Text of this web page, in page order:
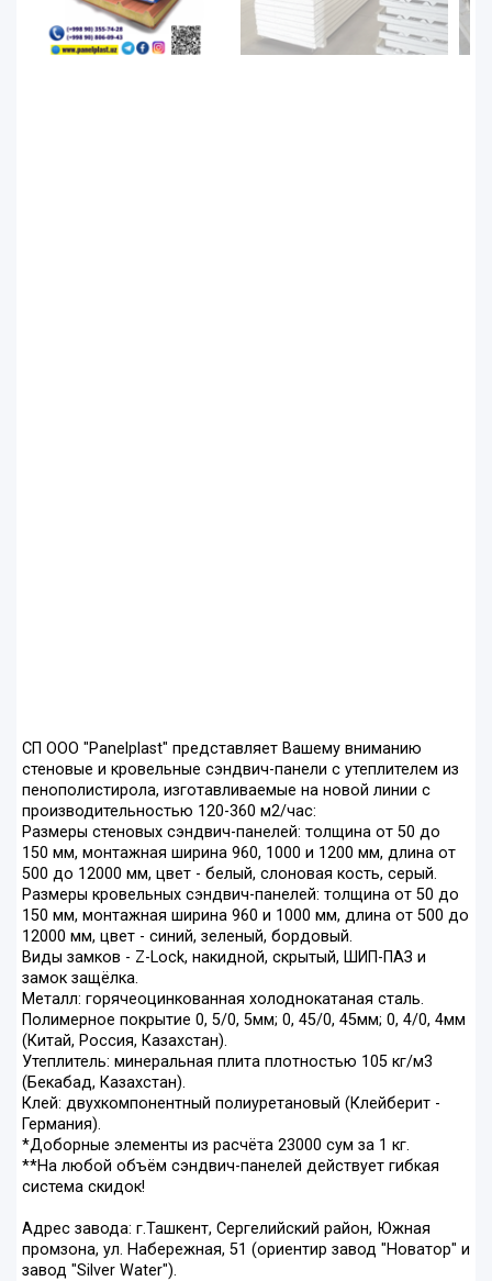
СП ООО "Panelplast" представляет Вашему вниманию
стеновые и кровельные сэндвич-панели с утеплителем из
пенополистирола, изготавливаемые на новой линии с
производительностью 120-360 м2/час:
Размеры стеновых сэндвич-панелей: толщина от 50 до
150 мм, монтажная ширина 960, 1000 и 1200 мм, длина от
500 до 12000 мм, цвет - белый, слоновая кость, серый.
Размеры кровельных сэндвич-панелей: толщина от 50 до
150 мм, монтажная ширина 960 и 1000 мм, длина от 500 до
12000 мм, цвет - синий, зеленый, бордовый.
Виды замков - Z-Lock, накидной, скрытый, ШИП-ПАЗ и
замок защёлка.
Металл: горячеоцинкованная холоднокатаная сталь.
Полимерное покрытие 0, 5/0, 5мм; 0, 45/0, 45мм; 0, 4/0, 4мм
(Китай, Россия, Казахстан).
Утеплитель: минеральная плита плотностью 105 кг/м3
(Бекабад, Казахстан).
Клей: двухкомпонентный полиуретановый (Клейберит -
Германия).
*Доборные элементы из расчёта 23000 сум за 1 кг.
**На любой объём сэндвич-панелей действует гибкая
система скидок!
Адрес завода: г.Ташкент, Сергелийский район, Южная
промзона, ул. Набережная, 51 (ориентир завод "Новатор" и
завод "Silver Water").